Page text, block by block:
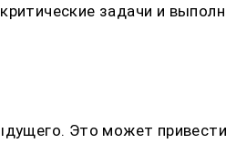
задачи и
Это может